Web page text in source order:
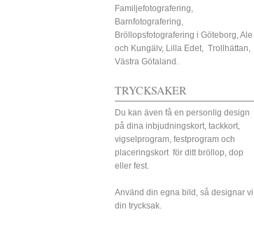
Familjefotografering,
Barnfotografering,
Bröllopsfotografering i Göteborg, Ale
och Kungälv, Lilla Edet, Trollhättan,
Västra Götaland.
TRYCKSAKER
Du kan även få en personlig design
på dina inbjudningskort, tackkort,
vigselprogram, festprogram och
placeringskort för ditt bröllop, dop
eller fest.
Använd din egna bild, så designar vi
din trycksak.